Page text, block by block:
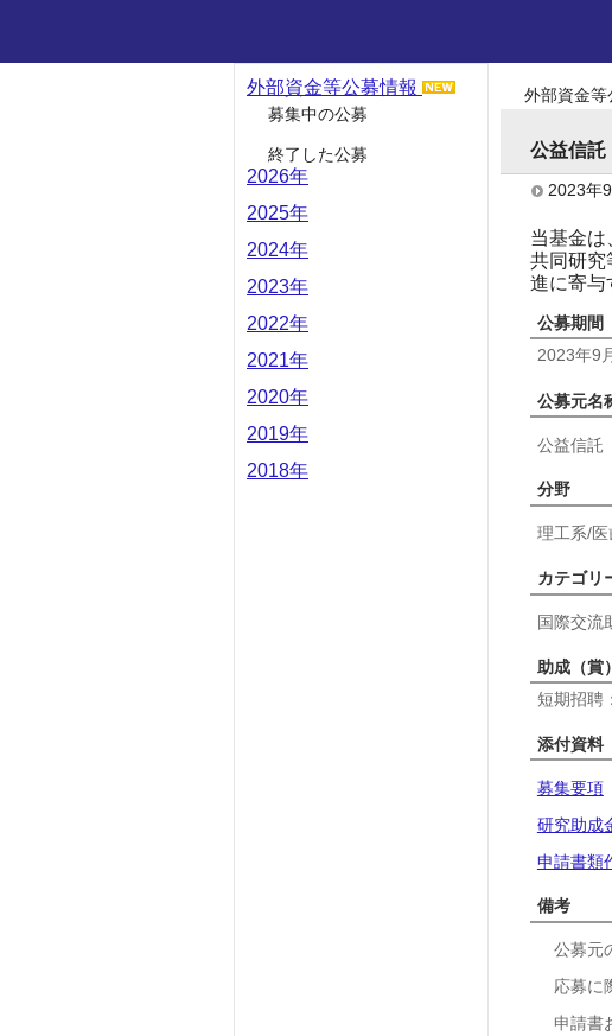
外部資金等公募情報
募集中の公募
終了した公募
2026年
2025年
2024年
2023年
2022年
2021年
2020年
2019年
2018年
外部資金等
公益信
2023年
当基金は
共同研究
進に寄与
公募期間
2023年9
公募元名
公益信託
分野
理工系/
カテゴリ
国際交流
助成（賞
短期招聘
添付資料
募集要項
研究助成
申請書類
備考
公募元
応募に
申請書